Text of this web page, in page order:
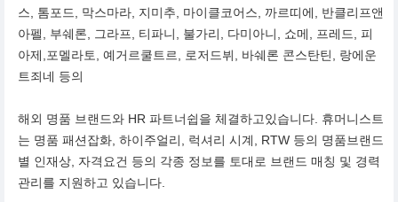
스, 톰포드, 막스마라, 지미추, 마이클코어스, 까르띠에, 반클리프앤
아펠, 부쉐론, 그라프, 티파니, 불가리, 다미아니, 쇼메, 프레드, 피
아제,포멜라토, 예거르쿨트르, 로저드뷔, 바쉐론 콘스탄틴, 랑에운
트죄네 등의
해외 명품 브랜드와 HR 파트너쉽을 체결하고있습니다. 휴머니스트
는 명품 패션잡화, 하이주얼리, 럭셔리 시계, RTW 등의 명품브랜드
별 인재상, 자격요건 등의 각종 정보를 토대로 브랜드 매칭 및 경력
관리를 지원하고 있습니다.